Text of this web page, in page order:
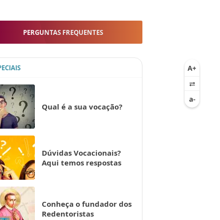
PERGUNTAS FREQUENTES
Qual é a sua vocação?
Dúvidas Vocacionais?
Aqui temos respostas
Conheça o fundador dos
Redentoristas